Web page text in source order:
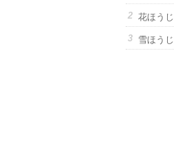
花ほう
雪ほう